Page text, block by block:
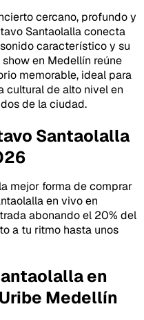
cercano, profundo y
Santaolalla conecta
característico y su
en Medellín reúne
memorable, ideal para
cultural de alto nivel en
de la ciudad.
Santaolalla
mejor forma de comprar
en vivo en
abonando el 20% del
a tu ritmo hasta unos
en
Medellín